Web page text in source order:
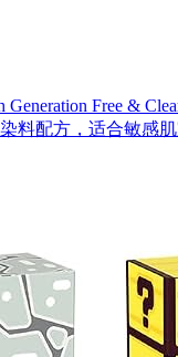
Generation Free &
料配方，适合敏感